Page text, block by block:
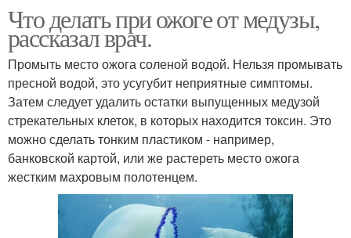
Что делать при ожоге от медузы,
рассказал врач.
Промыть место ожога соленой водой. Нельзя промывать
пресной водой, это усугубит неприятные симптомы.
Затем следует удалить остатки выпущенных медузой
стрекательных клеток, в которых находится токсин. Это
можно сделать тонким пластиком - например,
банковской картой, или же растереть место ожога
жестким махровым полотенцем.